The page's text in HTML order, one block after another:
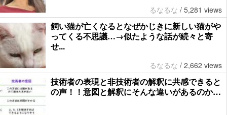
るなるな / 5,281 views
飼い猫が亡くなるとなぜかじきに新しい猫がや
ってくる不思議…→似たような話が続々と寄
せ...
るなるな / 2,662 views
技術者の表現と非技術者の解釈に共感できると
の声！！意図と解釈にそんな違いがあるのか…